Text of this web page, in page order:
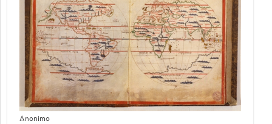
Anonimo